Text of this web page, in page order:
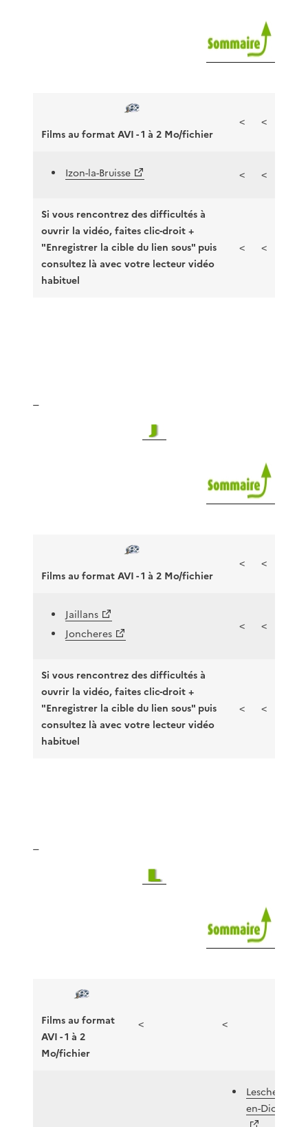
Films au format AVI - 1 à 2 Mo/fichier
< <
Izon-la-Bruisse < <
Si vous rencontrez des difficultés à
ouvrir la vidéo, faites clic-droit +
"Enregistrer la cible du lien sous" puis
consultez là avec votre lecteur vidéo
habituel
< <
Films au format AVI - 1 à 2 Mo/fichier
< <
Jaillans
Joncheres
< <
Si vous rencontrez des difficultés à
ouvrir la vidéo, faites clic-droit +
"Enregistrer la cible du lien sous" puis
consultez là avec votre lecteur vidéo
habituel
< <
Films au format
AVI - 1 à 2
Mo/fichier
< <
Lesches-
en-Diois